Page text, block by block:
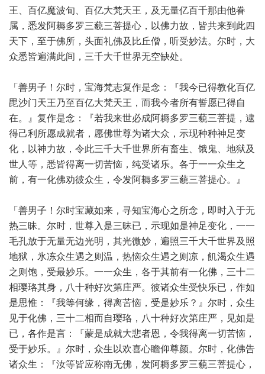
王、百亿魔波旬、百亿大梵天王，及无量亿百千那由他眷
属，悉发阿耨多罗三藐三菩提心，以佛力故，皆共来到此四
天下，至于佛所，头面礼佛及比丘僧，听受妙法。尔时，大
众悉皆遍满此间，三千大千世界无空缺处。
「善男子！尔时，宝海梵志复作是念：『我今已得教化百亿
毘沙门天王乃至百亿大梵天王，而我今者所有誓愿已得自
在。』复作是念：『若我来世必成阿耨多罗三藐三菩提，逮
得己利所愿成就者，愿佛世尊为诸大众，示现种种神足变
化，以神力故，令此三千大千世界所有畜生、饿鬼、地狱及
世人等，悉皆得离一切苦恼，纯受诸乐。各于一一众生之
前，有一化佛劝彼众生，令发阿耨多罗三藐三菩提心。』
「善男子！尔时宝藏如来，寻知宝海心之所念，即时入于无
热三昧。尔时，世尊入是三昧已，示现如是神足变化，一一
毛孔放于无量无边光明，其光微妙，遍照三千大千世界及照
地狱，氷冻众生遇之则温，热恼众生遇之则凉，飢渴众生遇
之则饱，受最妙乐。一一众生，各于其前有一化佛，三十二
相璎珞其身，八十种好次第庄严。彼诸众生受快乐已，作如
是思惟：『我等何缘，得离苦恼，受是妙乐？』尔时，众生
见于化佛，三十二相而自璎珞，八十种好次第庄严，见如是
已，各作是言：『蒙是成就大悲者恩，令我得离一切苦恼，
受于妙乐。』尔时，众生以欢喜心瞻仰尊颜。尔时，化佛告
诸众生：『汝等皆应称南无佛，发阿耨多罗三藐三菩提心，